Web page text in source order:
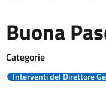
Buona
Categorie
Interventi del Direttore